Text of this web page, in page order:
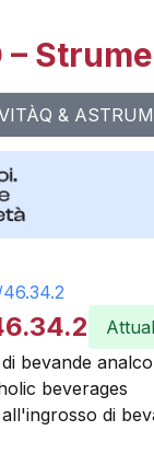
–
Q & A
46.34.2
bevande
beverages
di